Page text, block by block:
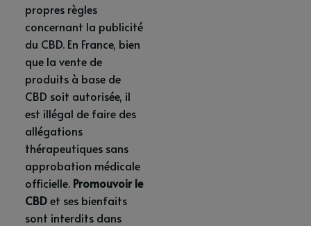
propres règles
concernant la publicité
du CBD. En France, bien
que la vente de
produits à base de
CBD soit autorisée, il
est illégal de faire des
allégations
thérapeutiques sans
approbation médicale
officielle. Promouvoir le
CBDet ses bienfaits
sont interdits dans